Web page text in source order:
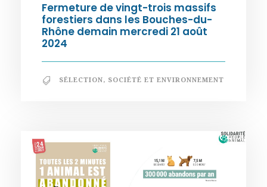
Fermeture de vingt-trois massifs
forestiers dans les Bouches-du-
Rhône demain mercredi 21 août
2024
SÉLECTION, SOCIÉTÉ ET ENVIRONNEMENT